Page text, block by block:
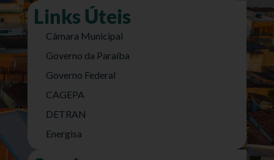
Links Úteis
Câmara Municipal
Governo da Paraíba
Governo Federal
CAGEPA
DETRAN
Energisa